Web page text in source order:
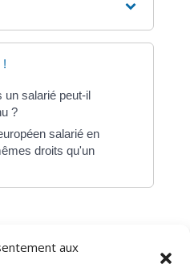
aux
!
un salarié peut-il
?
salarié en
droits qu'un
et administrative